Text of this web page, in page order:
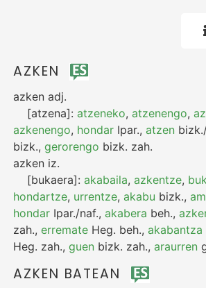
AZKEN
azken adj.
[atzena]:atzeneko,atzenengo,
azkenengo, hondar Ipar.,atzen
bizk.,gerorengo bizk. zah.
azken iz.
[bukaera]:akabaila,azkentze,
hondartze, urrentze,akabu bizk.,
hondar Ipar./naf.,akabera beh.,
zah.,erremate Heg. beh.,akabantza
Heg. zah.,guen bizk. zah.,araurren
AZKEN BATEAN